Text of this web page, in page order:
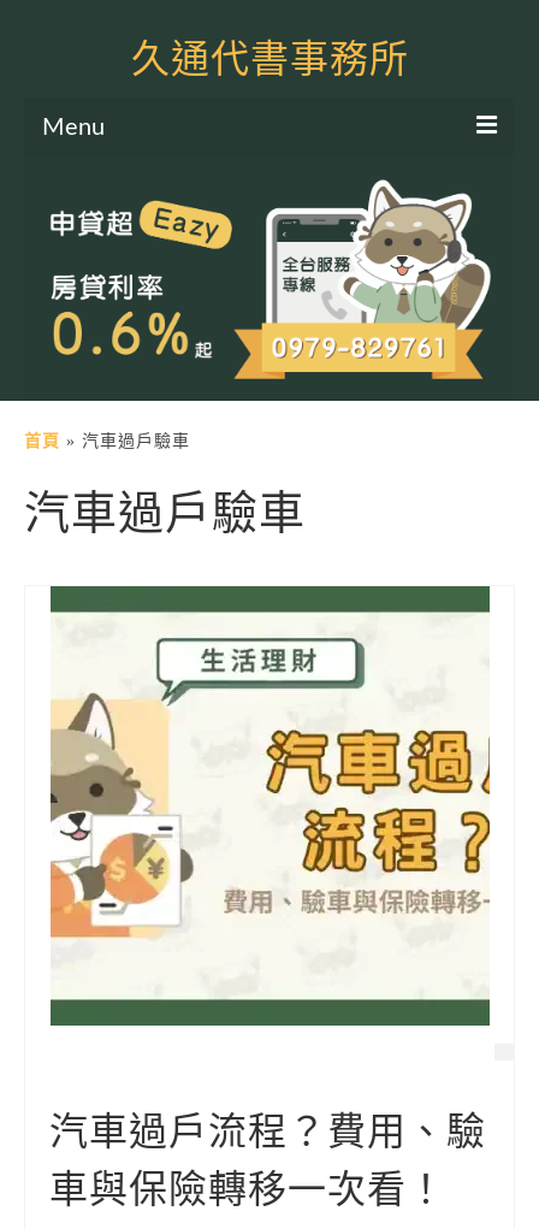
久通代書事務所
Menu
土地二胎申貸
房屋二胎申貸
軍公教貸款
土地貸款
房屋貸款
信用貸款
代書貸款
銀行貸款
其他貸款
申貸Q&A
久通專欄
時事解析
生活理財
首頁 » 汽車過戶驗車
汽車過戶驗車
汽車過戶流程？費用、驗
車與保險轉移一次看！